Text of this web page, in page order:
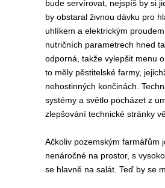
bude servírovat, nejspíš by si
by obstaral živnou dávku pro
uhlíkem a elektrickým
nutričních parametrech hned
odporná, takže vylepšit menu
to měly pěstitelské farmy,
nehostinných končinách.
systémy a světlo pocházet z
zlepšování technické stránky
Ačkoliv pozemským farmářům
nenáročné na prostor, s
se hlavně na salát. Teď by se